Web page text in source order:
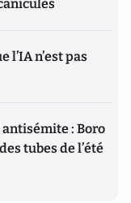
l’IA n’est pas
: Boro
tubes de l’été